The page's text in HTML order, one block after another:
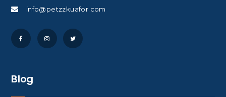
info@petzzkuafor.com
Blog